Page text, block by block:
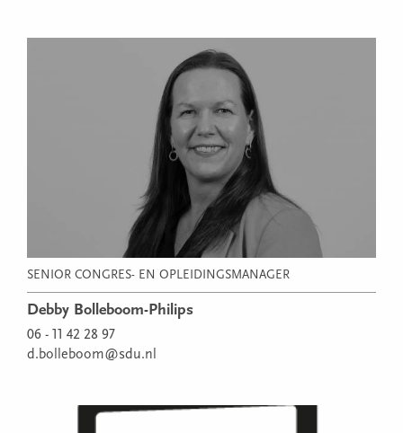
SENIOR CONGRES- EN OPLEIDINGSMANAGER
Debby Bolleboom-Philips
06 - 11 42 28 97
d.bolleboom@sdu.nl